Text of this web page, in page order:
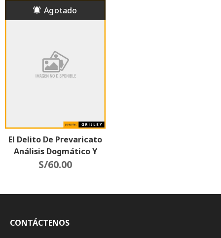
El Delito De Prevaricato
Análisis Dogmático Y
Práctico
S/60.00
CONTÁCTENOS